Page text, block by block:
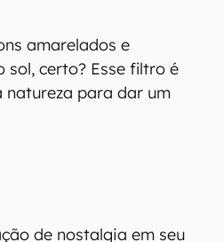
amarelados e
sol, certo? Esse filtro é
natureza para dar um
de nostalgia em seu